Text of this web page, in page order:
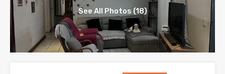
See All Photos (18)